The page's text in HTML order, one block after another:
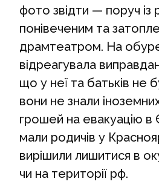
фото звідти — поруч
понівеченим та
драмтеатром. На
відреагувала
що у неї та батьків не
вони не знали
грошей на евакуацію в
мали родичів у
вирішили лишитися в
чи на території рф.